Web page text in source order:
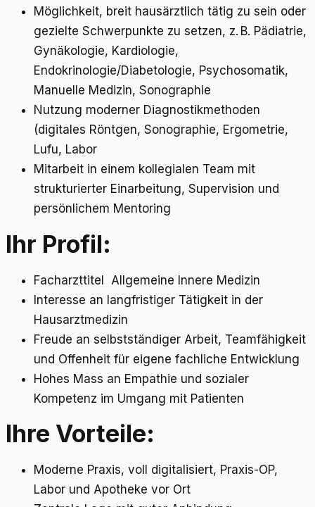
Möglichkeit, breit hausärztlich tätig zu sein oder
gezielte Schwerpunkte zu setzen, z. B. Pädiatrie,
Gynäkologie, Kardiologie,
Endokrinologie/Diabetologie, Psychosomatik,
Manuelle Medizin, Sonographie
Nutzung moderner Diagnostikmethoden
(digitales Röntgen, Sonographie, Ergometrie,
Lufu, Labor
Mitarbeit in einem kollegialen Team mit
strukturierter Einarbeitung, Supervision und
persönlichem Mentoring
Ihr Profil:
Facharzttitel Allgemeine Innere Medizin
Interesse an langfristiger Tätigkeit in der
Hausarztmedizin
Freude an selbstständiger Arbeit, Teamfähigkeit
und Offenheit für eigene fachliche Entwicklung
Hohes Mass an Empathie und sozialer
Kompetenz im Umgang mit Patienten
Ihre Vorteile:
Moderne Praxis, voll digitalisiert, Praxis-OP,
Labor und Apotheke vor Ort